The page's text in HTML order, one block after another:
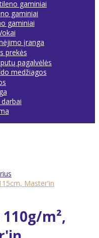
gaminiai
gaminiai
gaminiai
įranga
prekės
pagalvėlės
medžiagos
Master'in
m²,